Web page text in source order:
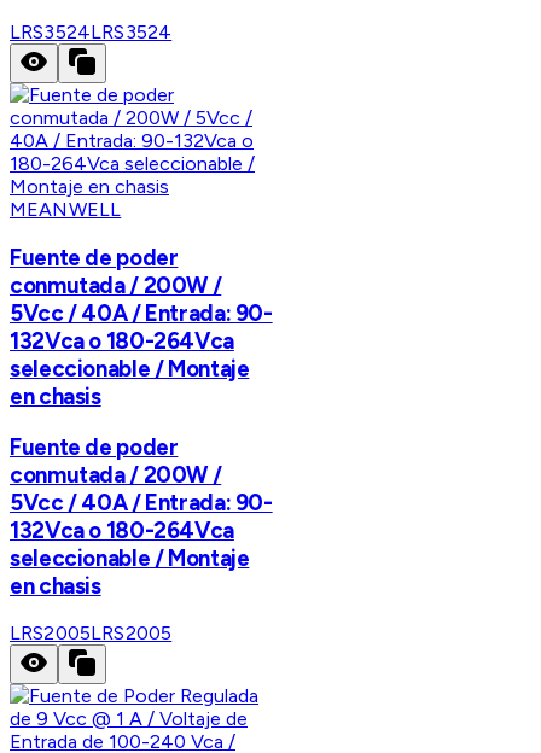
LRS3524LRS3524
MEANWELL
Fuente de poder
conmutada / 200W /
5Vcc / 40A / Entrada: 90-
132Vca o 180-264Vca
seleccionable / Montaje
en chasis
Fuente de poder
conmutada / 200W /
5Vcc / 40A / Entrada: 90-
132Vca o 180-264Vca
seleccionable / Montaje
en chasis
LRS2005LRS2005